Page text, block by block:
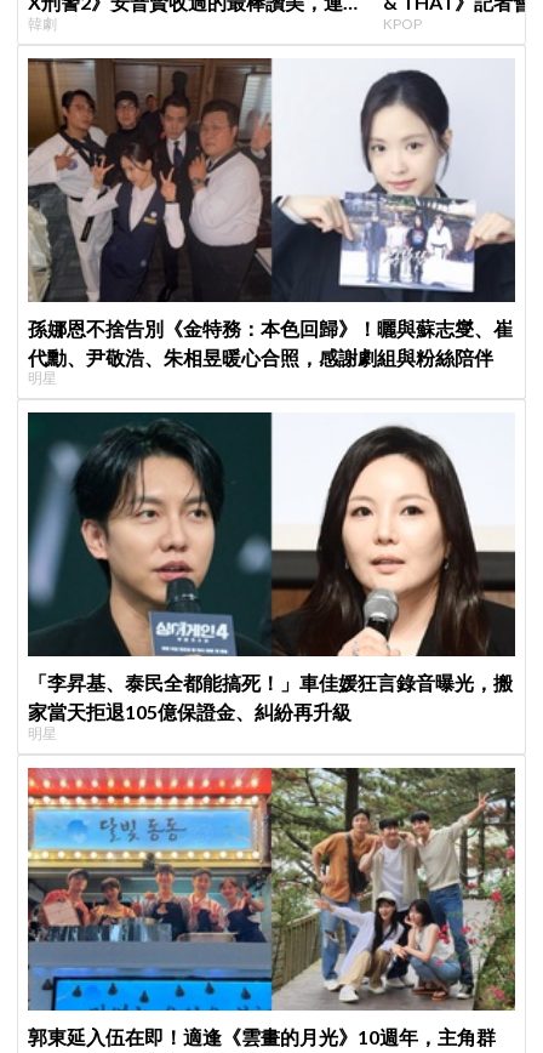
哥哥們都認證的好品格～
韓劇
滿自信，預告「
樂圈
KPOP
孫娜恩不捨告別《金特務：本色回歸》！曬與蘇志燮、崔
代勳、尹敬浩、朱相昱暖心合照，感謝劇組與粉絲陪伴
明星
「李昇基、泰民全都能搞死！」車佳媛狂言錄音曝光，搬
家當天拒退105億保證金、糾紛再升級
明星
郭東延入伍在即！適逢《雲畫的月光》10週年，主角群